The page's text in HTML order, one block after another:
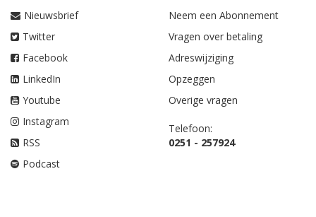
Nieuwsbrief
Twitter
Facebook
LinkedIn
Youtube
Instagram
RSS
Podcast
Neem een Abonnement
Vragen over betaling
Adreswijziging
Opzeggen
Overige vragen
Telefoon:
0251 - 257924